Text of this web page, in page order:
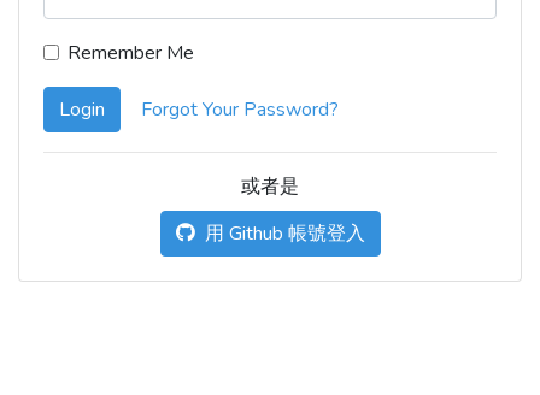
Remember Me
Login Forgot Your Password?
或者是
用 Github 帳號登入